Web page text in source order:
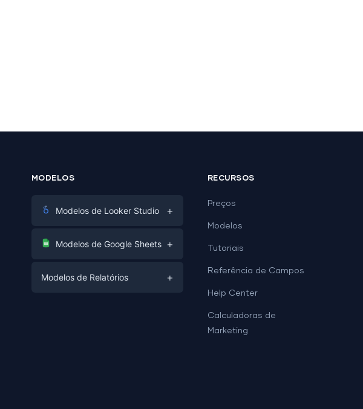
MODELOS
Modelos de Looker Studio +
Marketing Digital
PPC
Modelos de Google Sheets +
Modelos de Relatórios +
RECURSOS
Preços
Modelos
Tutoriais
Referência de Campos
Help Center
Calculadoras de
Marketing